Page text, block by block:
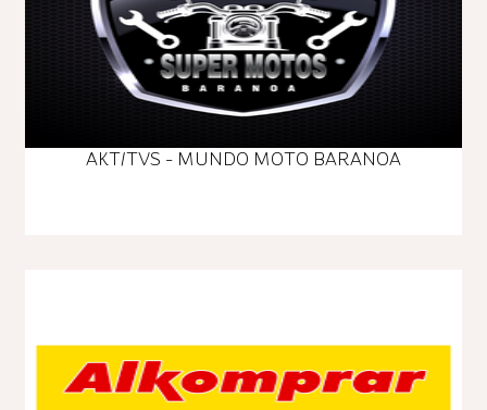
AKT/TVS - MUNDO MOTO BARANOA